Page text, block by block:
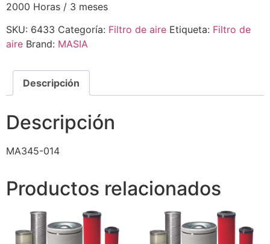
2000 Horas / 3 meses
SKU: 6433 Categoría: Filtro de aire Etiqueta: Filtro de
aire Brand: MASIA
Descripción
Descripción
MA345-014
Productos relacionados